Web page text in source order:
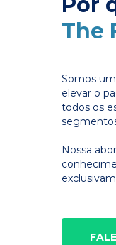
The
Somos
elevar o
todos os
Nossa